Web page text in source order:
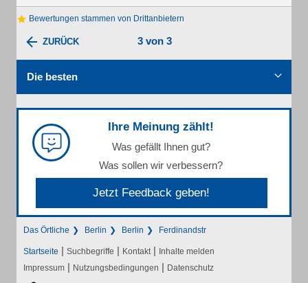
Bewertungen stammen von Drittanbietern
ZURÜCK 3 von 3
Die besten
Ihre Meinung zählt!
Was gefällt Ihnen gut?
Was sollen wir verbessern?
Jetzt Feedback geben!
Das Örtliche Berlin Berlin Ferdinandstr
Startseite | Suchbegriffe | Kontakt | Inhalte melden
Impressum | Nutzungsbedingungen | Datenschutz